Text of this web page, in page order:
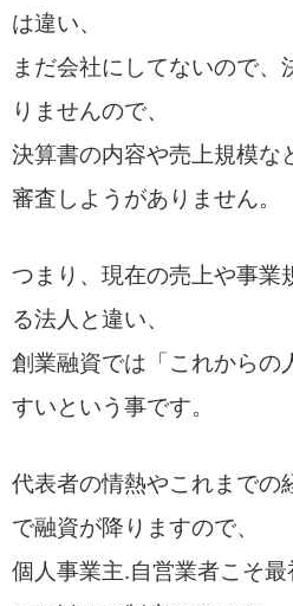
は違い、
まだ会社にしてないので、
りませんので、
決算書の内容や売上規模な
審査しようがありません。
つまり、現在の売上や事業
る法人と違い、
創業融資では「これからの
すいという事です。
代表者の情熱やこれまでの
で融資が降りますので、
個人事業主.自営業者こそ